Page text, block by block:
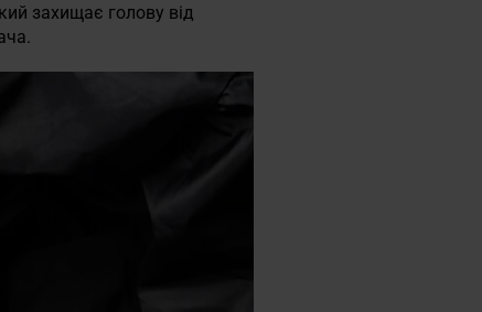
захищає голову від